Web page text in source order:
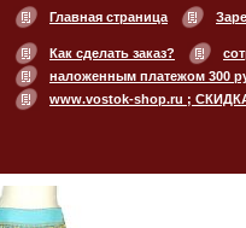
Главная страница
Как сделать заказ?
наложенным платежом 300
www.vostok-shop.ru ;